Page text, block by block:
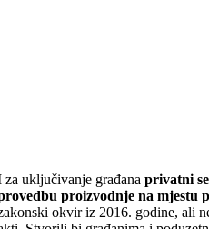
za uključivanje građanaprivatni
proizvodnje na mjestu
okvir iz 2016. godine, ali